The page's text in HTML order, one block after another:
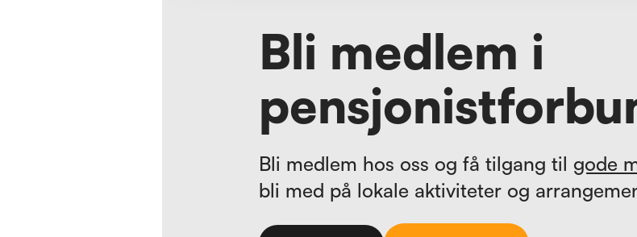
Bli medlem i
Bli medlem hos oss og få tilgang til gode
bli med på lokale aktiviteter og